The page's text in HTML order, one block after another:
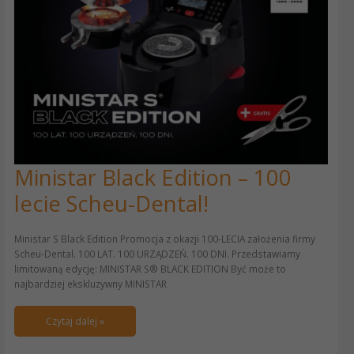
Ministar Black Edition – 100
lecie Scheu-Dental!
Ministar S Black Edition Promocja z okazji 100-LECIA założenia firmy
Scheu-Dental. 100 LAT. 100 URZĄDZEŃ. 100 DNI. Przedstawiamy
limitowaną edycję: MINISTAR S® BLACK EDITION Być może to
najbardziej ekskluzywny MINISTAR
Ministar
Black
Edition
–
lecie
Scheu-
Dental!
Czytaj dalej »